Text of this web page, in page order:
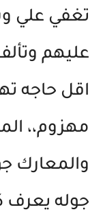
تغفي علي
عليهم
اقل حاجه
مهزوم،،
والمعارك
جوله يعرف